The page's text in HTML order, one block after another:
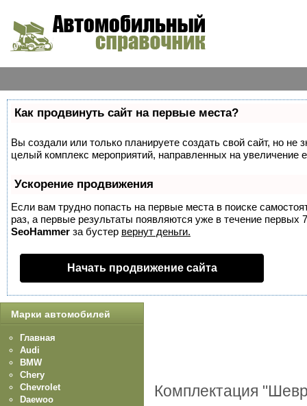
Как продвинуть сайт на первые места?
Вы создали или только планируете создать свой сайт, но не
целый комплекс мероприятий, направленных на увеличение
Ускорение продвижения
Если вам трудно попасть на первые места в поиске
раз, а первые результаты появляются уже в течение первых
SeoHammer за бустер вернут деньги.
Начать продвижение сайта
Комплектация
Марки автомобилей
Главная
Audi
BMW
Chery
Chevrolet
Daewoo